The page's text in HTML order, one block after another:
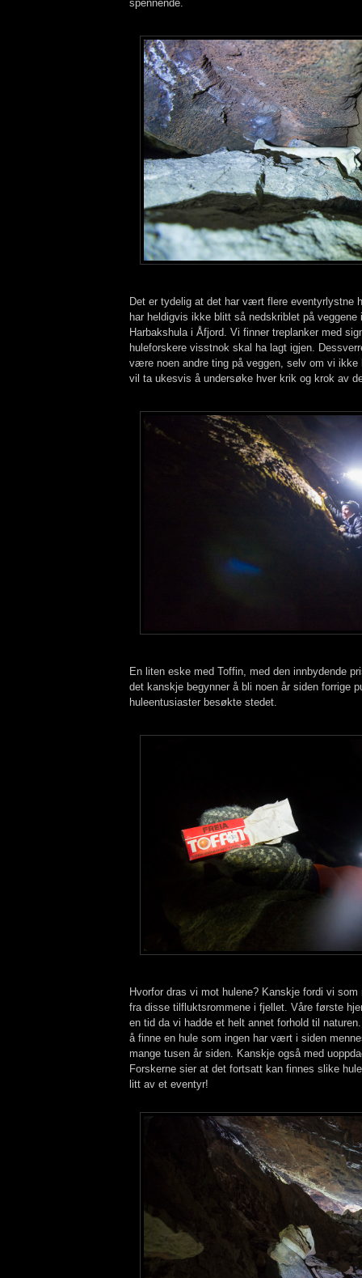
spennende.
Det er tydelig at det har vært flere eventyrlystne
har heldigvis ikke blitt så nedskriblet på veggene
Harbakshula i Åfjord. Vi finner treplanker med
huleforskere visstnok skal ha lagt igjen.
være noen andre ting på veggen, selv om vi
vil ta ukesvis å undersøke hver krik og krok av
En liten eske med Toffin, med den innbydende
det kanskje begynner å bli noen år siden forrige
huleentusiaster besøkte stedet.
Hvorfor dras vi mot hulene? Kanskje fordi vi som
fra disse tilfluktsrommene i fjellet. Våre første
en tid da vi hadde et helt annet forhold til
å finne en hule som ingen har vært i siden
mange tusen år siden. Kanskje også med
Forskerne sier at det fortsatt kan finnes slike
litt av et eventyr!